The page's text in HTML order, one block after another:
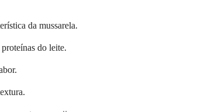
da mussarela.
do leite.